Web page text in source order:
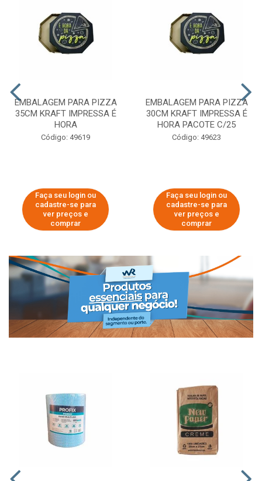
EMBALAGEM PARA PIZZA
35CM KRAFT IMPRESSA É
HORA
Código: 49619
Faça seu login ou
cadastre-se para
ver preços e
comprar
EMBALAGEM PARA PIZZA
30CM KRAFT IMPRESSA É
HORA PACOTE C/25
Código: 49623
Faça seu login ou
cadastre-se para
ver preços e
comprar